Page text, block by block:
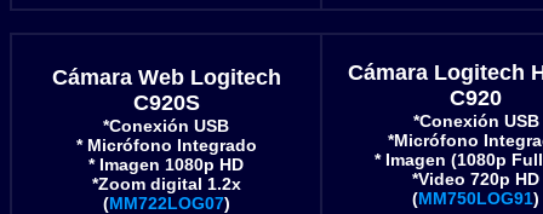
Cámara Web Logitech
C920S
*Conexión USB
* Micrófono Integrado
* Imagen 1080p HD
*Zoom digital 1.2x
(MM722LOG07)
Cámara Logitech
C920
*Conexión USB
*Micrófono
* Imagen (1080p
*Video 720p HD
(MM750LOG91)